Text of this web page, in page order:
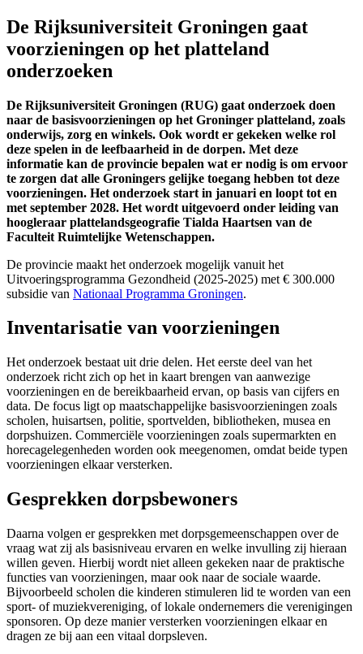
De Rijksuniversiteit Groningen gaat
voorzieningen op het platteland
onderzoeken
De Rijksuniversiteit Groningen (RUG) gaat onderzoek doen
naar de basisvoorzieningen op het Groninger platteland, zoals
onderwijs, zorg en winkels. Ook wordt er gekeken welke rol
deze spelen in de leefbaarheid in de dorpen. Met deze
informatie kan de provincie bepalen wat er nodig is om ervoor
te zorgen dat alle Groningers gelijke toegang hebben tot deze
voorzieningen. Het onderzoek start in januari en loopt tot en
met september 2028. Het wordt uitgevoerd onder leiding van
hoogleraar plattelandsgeografie Tialda Haartsen van de
Faculteit Ruimtelijke Wetenschappen.
De provincie maakt het onderzoek mogelijk vanuit het
Uitvoeringsprogramma Gezondheid (2025-2025) met € 300.000
subsidie van Nationaal Programma Groningen.
Inventarisatie van voorzieningen
Het onderzoek bestaat uit drie delen. Het eerste deel van het
onderzoek richt zich op het in kaart brengen van aanwezige
voorzieningen en de bereikbaarheid ervan, op basis van cijfers en
data. De focus ligt op maatschappelijke basisvoorzieningen zoals
scholen, huisartsen, politie, sportvelden, bibliotheken, musea en
dorpshuizen. Commerciële voorzieningen zoals supermarkten en
horecagelegenheden worden ook meegenomen, omdat beide typen
voorzieningen elkaar versterken.
Gesprekken dorpsbewoners
Daarna volgen er gesprekken met dorpsgemeenschappen over de
vraag wat zij als basisniveau ervaren en welke invulling zij hieraan
willen geven. Hierbij wordt niet alleen gekeken naar de praktische
functies van voorzieningen, maar ook naar de sociale waarde.
Bijvoorbeeld scholen die kinderen stimuleren lid te worden van een
sport- of muziekvereniging, of lokale ondernemers die verenigingen
sponsoren. Op deze manier versterken voorzieningen elkaar en
dragen ze bij aan een vitaal dorpsleven.